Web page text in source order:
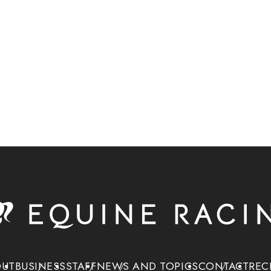
BUSINESSSTAFFNEWS AND TOPICSCONTACT